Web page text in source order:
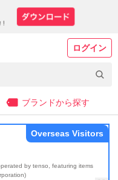
ログイン
ブランドから探す
by tenso, featuring items
Overseas Visitors